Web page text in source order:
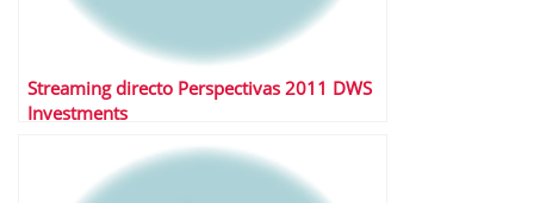
Streaming directo Perspectivas 2011 DWS
Investments